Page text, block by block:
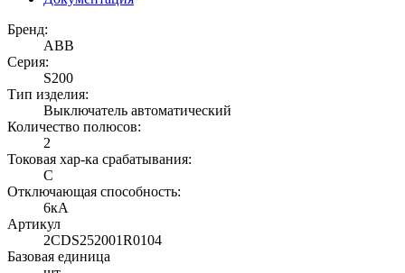
Бренд:
ABB
Серия:
S200
Тип изделия:
Выключатель автоматический
Количество полюсов:
2
Токовая хар-ка срабатывания:
C
Отключающая способность:
6кА
Артикул
2CDS252001R0104
Базовая единица